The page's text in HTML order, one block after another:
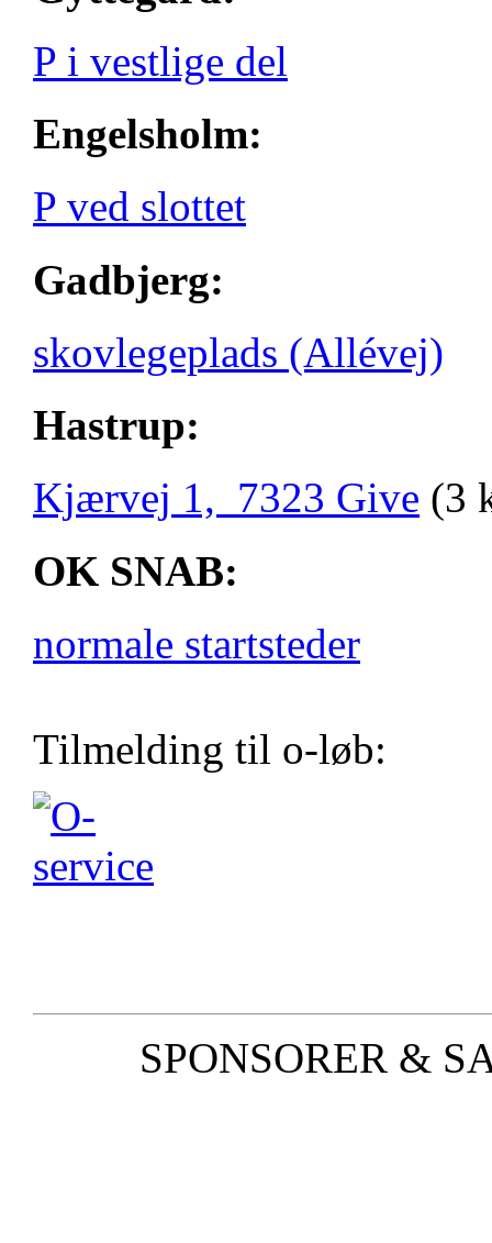
P i vestlige del
Engelsholm:
P ved slottet
Gadbjerg:
skovlegeplads (Allévej)
Hastrup:
Kjærvej 1, 7323 Give (3
OK SNAB:
normale startsteder
Tilmelding til o-løb:
SPONSORER &